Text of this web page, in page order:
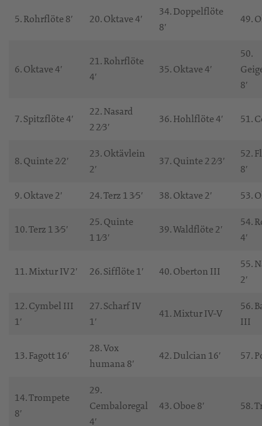
5. Rohrflöte 8′ 20. Oktave 4′
34. Doppelflöte
8′
49.
6. Oktave 4′
21. Rohrflöte
4′
35. Oktave 4′
50.
8′
7. Spitzflöte 4′
22. Nasard
2 2⁄3′
36. Hohlflöte 4′ 51.
8. Quinte 2⁄2′
23. Oktävlein
2′
37. Quinte 2 2⁄3′
52.
8′
9. Oktave 2′ 24. Terz 1 3⁄5′ 38. Oktave 2′ 53.
10. Terz 1 3⁄5′
25. Quinte
1 1⁄3′
39. Waldflöte 2′
54.
4′
11. Mixtur IV 2′ 26. Sifflöte 1′ 40. Oberton III
55.
2′
12. Cymbel III
1′
27. Scharf IV
1′
41. Mixtur IV-V
56.
III
13. Fagott 16′
28. Vox
humana 8′
42. Dulcian 16′ 57.
14. Trompete
8′
29.
Cembaloregal
4′
43. Oboe 8′ 58.